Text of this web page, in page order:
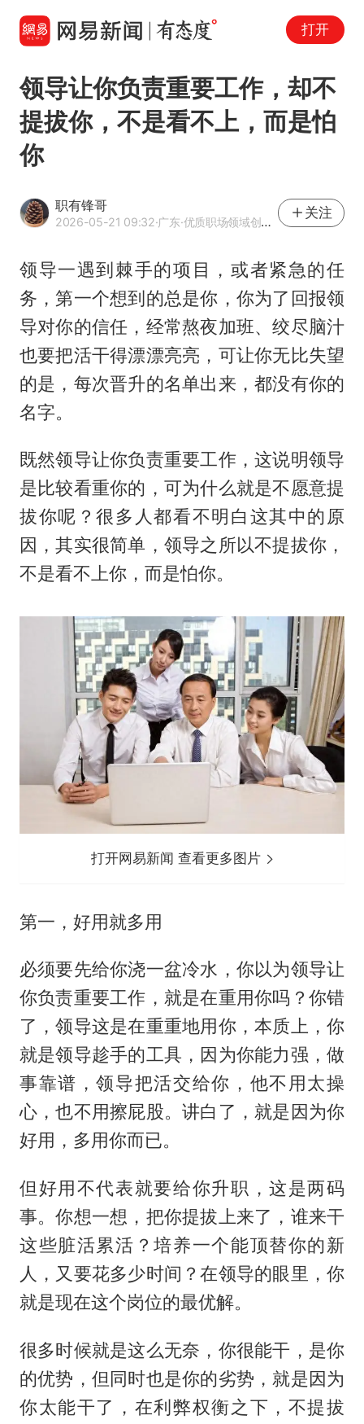
打开
领导让你负责重要工作，却不
提拔你，不是看不上，而是怕
你
职有锋哥
2026-05-21 09:32·广东·优质职场领域创作者
关注
领导一遇到棘手的项目，或者紧急的任
务，第一个想到的总是你，你为了回报领
导对你的信任，经常熬夜加班、绞尽脑汁
也要把活干得漂漂亮亮，可让你无比失望
的是，每次晋升的名单出来，都没有你的
名字。
既然领导让你负责重要工作，这说明领导
是比较看重你的，可为什么就是不愿意提
拔你呢？很多人都看不明白这其中的原
因，其实很简单，领导之所以不提拔你，
不是看不上你，而是怕你。
打开网易新闻 查看更多图片
第一，好用就多用
必须要先给你浇一盆冷水，你以为领导让
你负责重要工作，就是在重用你吗？你错
了，领导这是在重重地用你，本质上，你
就是领导趁手的工具，因为你能力强，做
事靠谱，领导把活交给你，他不用太操
心，也不用擦屁股。讲白了，就是因为你
好用，多用你而已。
但好用不代表就要给你升职，这是两码
事。你想一想，把你提拔上来了，谁来干
这些脏活累活？培养一个能顶替你的新
人，又要花多少时间？在领导的眼里，你
就是现在这个岗位的最优解。
很多时候就是这么无奈，你很能干，是你
的优势，但同时也是你的劣势，就是因为
你太能干了，在利弊权衡之下，不提拔